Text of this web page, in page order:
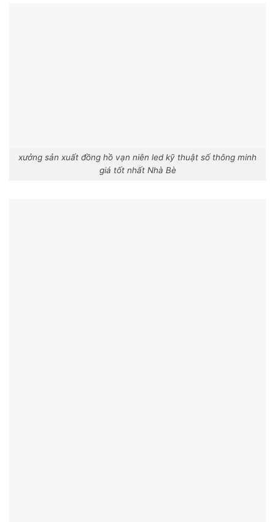
xưởng sản xuất đồng hồ vạn niên led kỹ thuật số thông minh
giá tốt nhất Nhà Bè